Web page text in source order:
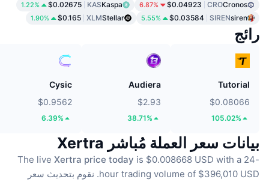
Cronos
CRO
$0.04923
6.87%
Kaspa
KAS
$0.02675
1.22%
siren
SIREN
$0.03584
5.55%
Stellar
XLM
$0.165
1.90%
رائج
Tutorial
$0.08066
105.02%
Audiera
$2.93
38.71%
Cysic
$0.9562
6.39%
بيانات سعر العملة مُباشر Xertra
The live Xertra price today is $0.008668 USD with a 24-
hour trading volume of $396,010 USD. نقوم بتحديث سعر